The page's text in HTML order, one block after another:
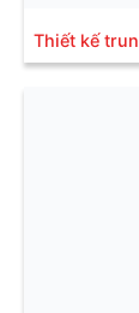
Thiết kế